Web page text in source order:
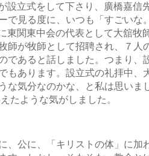
立式をして下さり、廣橋嘉信
見る度に、いつも「すごいな
関東中会の代表として大舘牧
が牧師として招聘され、７
あると話しました。つまり
あります。設立式の礼拝中
気分なのかな、と私は思い
たような気がしました。
公に、「キリストの体」に